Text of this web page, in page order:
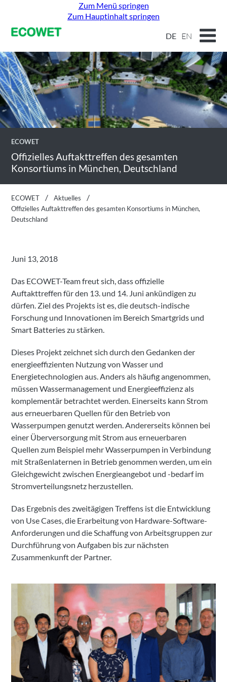
Zum Menü springen
Zum Hauptinhalt springen
DE EN
ECOWET
Offizielles Auftakttreffen des gesamten
Konsortiums in München, Deutschland
ECOWET
Aktuelles
Offizielles Auftakttreffen des gesamten Konsortiums in München,
Deutschland
Juni 13, 2018
Das ECOWET-Team freut sich, dass offizielle
Auftakttreffen für den 13. und 14. Juni ankündigen zu
dürfen. Ziel des Projekts ist es, die deutsch-indische
Forschung und Innovationen im Bereich Smartgrids und
Smart Batteries zu stärken.
Dieses Projekt zeichnet sich durch den Gedanken der
energieeffizienten Nutzung von Wasser und
Energietechnologien aus. Anders als häufig angenommen,
müssen Wassermanagement und Energieeffizienz als
komplementär betrachtet werden. Einerseits kann Strom
aus erneuerbaren Quellen für den Betrieb von
Wasserpumpen genutzt werden. Andererseits können bei
einer Überversorgung mit Strom aus erneuerbaren
Quellen zum Beispiel mehr Wasserpumpen in Verbindung
mit Straßenlaternen in Betrieb genommen werden, um ein
Gleichgewicht zwischen Energieangebot und -bedarf im
Stromverteilungsnetz herzustellen.
Das Ergebnis des zweitägigen Treffens ist die Entwicklung
von Use Cases, die Erarbeitung von Hardware-Software-
Anforderungen und die Schaffung von Arbeitsgruppen zur
Durchführung von Aufgaben bis zur nächsten
Zusammenkunft der Partner.